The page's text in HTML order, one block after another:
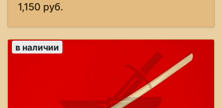
1,150 руб.
в наличии